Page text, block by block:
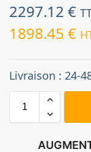
2297.12 €
1898.45 €
Livraison : 24-